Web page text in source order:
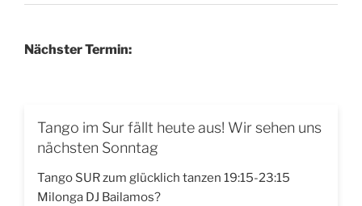
Nächster Termin:
Tango im Sur fällt heute aus! Wir sehen uns
nächsten Sonntag
Tango SUR zum glücklich tanzen 19:15-23:15
Milonga DJ Bailamos?